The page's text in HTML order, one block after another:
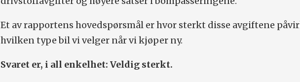
Et av rapportens hovedspørsmål er hvor sterkt disse avgiftene
hvilken type bil vi velger når vi kjøper ny.
Svaret er, i all enkelhet: Veldig sterkt.